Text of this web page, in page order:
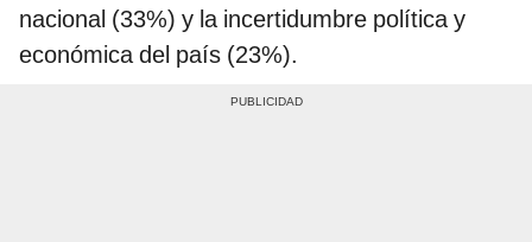
nacional (33%) y la incertidumbre política y
económica del país (23%).